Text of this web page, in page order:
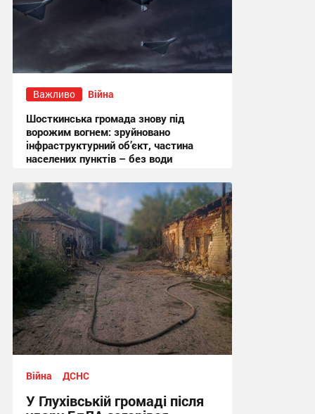
Важливо Війна
Шосткинська громада знову під
ворожим вогнем: зруйновано
інфраструктурний об’єкт, частина
населених пунктів – без води
11:19 сьогодні
Війна ДСНС
У Глухівській громаді після